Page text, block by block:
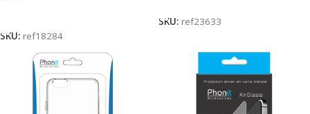
SKU: ref18284
SKU: ref23633